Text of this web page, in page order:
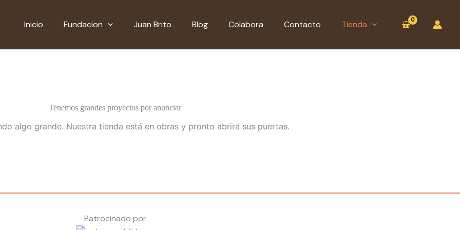
Inicio Fundacion Juan Brito Blog Colabora Contacto Tienda
Tenemos grandes proyectos por anunciar
algo grande. Nuestra tienda está en obras y pronto abrirá sus puertas.
Patrocinado por
Colgante